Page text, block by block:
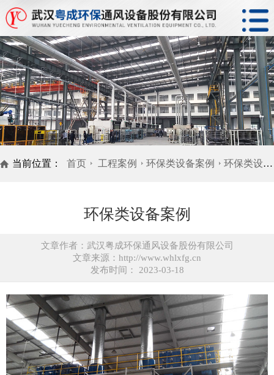
当前位置： 首页 工程案例 环保类设备案例 环保类设备案例
环保类设备案例
文章作者：武汉粤成环保通风设备股份有限公司
文章来源：http://www.whlxfg.cn
发布时间： 2023-03-18